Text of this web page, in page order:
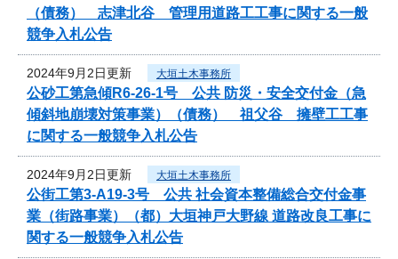
（債務） 志津北谷 管理用道路工工事に関する一般
競争入札公告
2024年9月2日更新 大垣土木事務所
公砂工第急傾R6-26-1号 公共 防災・安全交付金（急
傾斜地崩壊対策事業）（債務） 祖父谷 擁壁工工事
に関する一般競争入札公告
2024年9月2日更新 大垣土木事務所
公街工第3-A19-3号 公共 社会資本整備総合交付金事
業（街路事業）（都）大垣神戸大野線 道路改良工事に
関する一般競争入札公告